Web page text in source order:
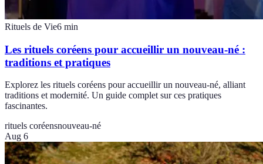
Rituels de Vie6 min
Les rituels coréens pour accueillir un nouveau-né :
traditions et pratiques
Explorez les rituels coréens pour accueillir un nouveau-né, alliant
traditions et modernité. Un guide complet sur ces pratiques
fascinantes.
rituels coréensnouveau-né
Aug 6